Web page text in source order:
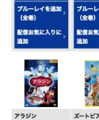
配信されているド